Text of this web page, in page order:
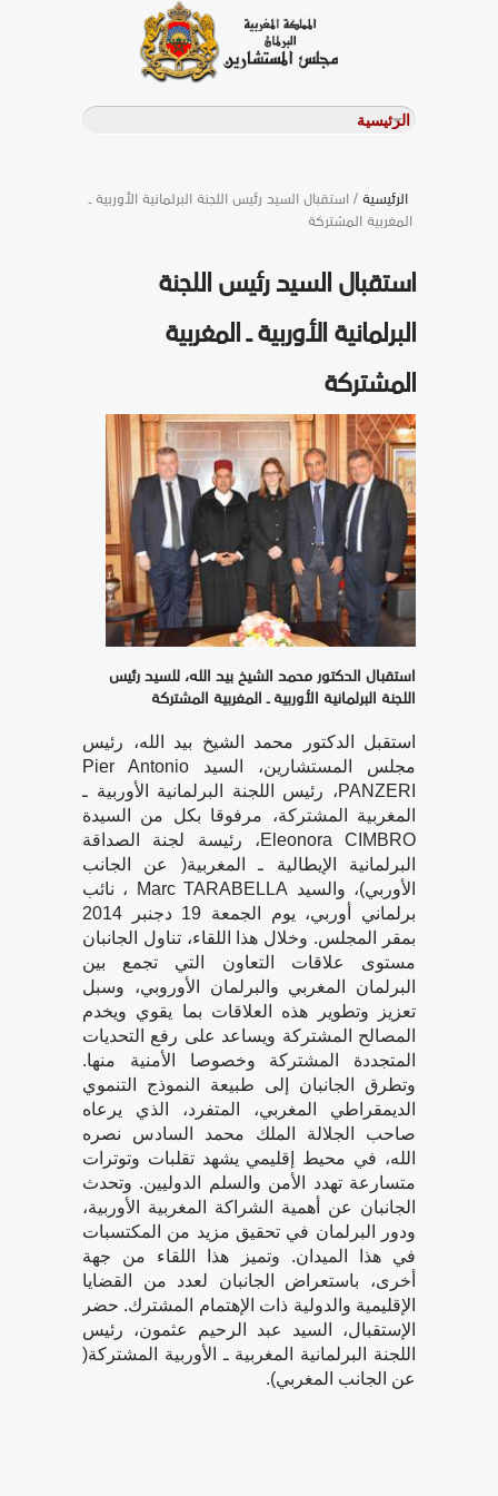
الرئيسية/ استقبال السيد رئيس اللجنة البرلمانية الأوربية ـ
المغربية المشتركة
استقبال السيد رئيس اللجنة
البرلمانية الأوربية ـ المغربية
المشتركة
استقبال الدكتور محمد الشيخ بيد الله، للسيد رئيس
اللجنة البرلمانية الأوربية ـ المغربية المشتركة
استقبل الدكتور محمد الشيخ بيد الله، رئيس
مجلس المستشارين، السيد Pier Antonio
PANZERI، رئيس اللجنة البرلمانية الأوربية ـ
المغربية المشتركة، مرفوقا بكل من السيدة
Eleonora CIMBRO، رئيسة لجنة الصداقة
البرلمانية الإيطالية ـ المغربية( عن الجانب
الأوربي)، والسيد Marc TARABELLA ، نائب
برلماني أوربي، يوم الجمعة 19 دجنبر 2014
بمقر المجلس. وخلال هذا اللقاء، تناول الجانبان
مستوى علاقات التعاون التي تجمع بين
البرلمان المغربي والبرلمان الأوروبي، وسبل
تعزيز وتطوير هذه العلاقات بما يقوي ويخدم
المصالح المشتركة ويساعد على رفع التحديات
المتجددة المشتركة وخصوصا الأمنية منها.
وتطرق الجانبان إلى طبيعة النموذج التنموي
الديمقراطي المغربي، المتفرد، الذي يرعاه
صاحب الجلالة الملك محمد السادس نصره
الله، في محيط إقليمي يشهد تقلبات وتوترات
متسارعة تهدد الأمن والسلم الدوليين. وتحدث
الجانبان عن أهمية الشراكة المغربية الأوربية،
ودور البرلمان في تحقيق مزيد من المكتسبات
في هذا الميدان. وتميز هذا اللقاء من جهة
أخرى، باستعراض الجانبان لعدد من القضايا
الإقليمية والدولية ذات الإهتمام المشترك. حضر
الإستقبال، السيد عبد الرحيم عثمون، رئيس
اللجنة البرلمانية المغربية ـ الأوربية المشتركة(
عن الجانب المغربي).